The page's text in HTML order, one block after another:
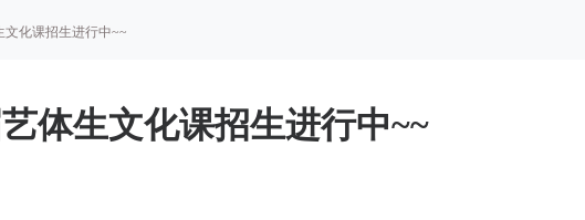
文化课招生进行中~~
体生文化课招生进行中~~